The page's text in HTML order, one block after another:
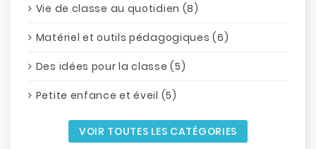
Vie de classe au quotidien (8)
Matériel et outils pédagogiques (6)
Des idées pour la classe (5)
Petite enfance et éveil (5)
VOIR TOUTES LES CATÉGORIES